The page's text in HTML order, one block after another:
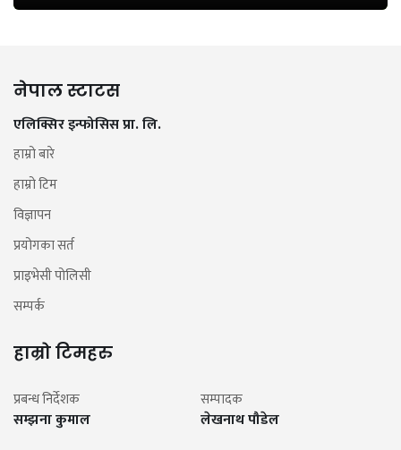
नेपाल स्टाटस
एलिक्सिर इन्फोसिस प्रा. लि.
हाम्रो बारे
हाम्रो टिम
विज्ञापन
प्रयोगका सर्त
प्राइभेसी पोलिसी
सम्पर्क
हाम्रो टिमहरु
प्रबन्ध निर्देशक
सम्झना कुमाल
सम्पादक
लेखनाथ पौडेल